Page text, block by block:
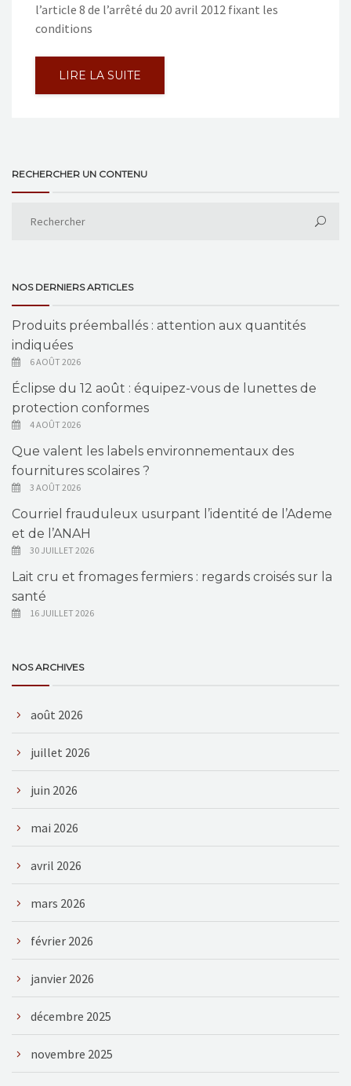
l’article 8 de l’arrêté du 20 avril 2012 fixant les
conditions
LIRE LA SUITE
RECHERCHER UN CONTENU
NOS DERNIERS ARTICLES
Produits préemballés : attention aux quantités
indiquées
6 AOÛT 2026
Éclipse du 12 août : équipez-vous de lunettes de
protection conformes
4 AOÛT 2026
Que valent les labels environnementaux des
fournitures scolaires ?
3 AOÛT 2026
Courriel frauduleux usurpant l’identité de l’Ademe
et de l’ANAH
30 JUILLET 2026
Lait cru et fromages fermiers : regards croisés sur la
santé
16 JUILLET 2026
NOS ARCHIVES
août 2026
juillet 2026
juin 2026
mai 2026
avril 2026
mars 2026
février 2026
janvier 2026
décembre 2025
novembre 2025